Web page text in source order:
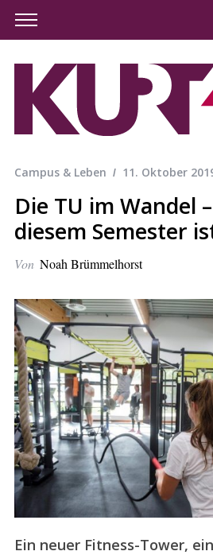
Campus & Leben 11. Oktober
Die TU im Wandel
diesem Semester
Von Noah Brümmelhorst
Ein neuer Fitness-Tower,